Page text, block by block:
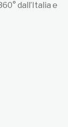
dall’Italia e